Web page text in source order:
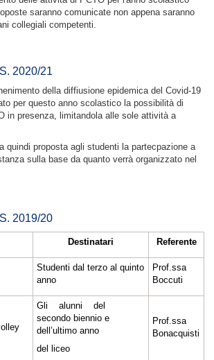
saranno comunicate non appena saranno
collegiali competenti.
2020/21
della diffiusione epidemica del Covid-19
per questo anno scolastico la possibilità di
in presenza, limitandola alle sole attività a
quindi proposta agli studenti la partecpazione a
sulla base da quanto verrà organizzato nel
2019/20
Destinatari Referente
Studenti dal terzo al quinto
anno
Prof.ssa
Boccuti
Gli alunni del
secondo biennio e
dell’ultimo anno
del liceo
Prof.ssa
Bonacquisti